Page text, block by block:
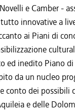
e Camber -
innovative a
ai Piani di
ed inedito Piano
da un nucleo
conto dei possibili
e delle